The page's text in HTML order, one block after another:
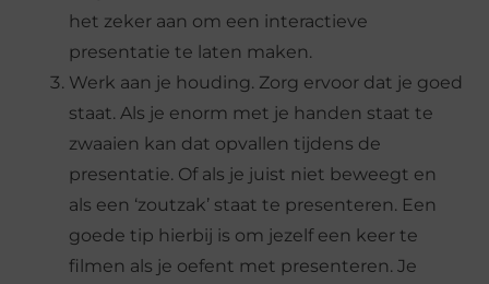
het zeker aan om een interactieve
presentatie te laten maken.
Werk aan je houding. Zorg ervoor dat je goed
staat. Als je enorm met je handen staat te
zwaaien kan dat opvallen tijdens de
presentatie. Of als je juist niet beweegt en
als een ‘zoutzak’ staat te presenteren. Een
goede tip hierbij is om jezelf een keer te
filmen als je oefent met presenteren. Je